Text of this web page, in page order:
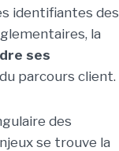
identifiantes des
la
ses
parcours client.
des
se trouve la